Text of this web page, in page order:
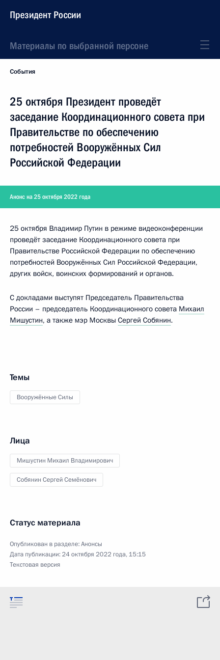
Президент России
Материалы по выбранной персоне
События
25 октября Президент проведёт
заседание Координационного совета при
Правительстве по обеспечению
потребностей Вооружённых Сил
Российской Федерации
Анонс на 25 октября 2022 года
25 октября Владимир Путин в режиме видеоконференции
проведёт заседание Координационного совета при
Правительстве Российской Федерации по обеспечению
потребностей Вооружённых Сил Российской Федерации,
других войск, воинских формирований и органов.
С докладами выступят Председатель Правительства
России – председатель Координационного совета Михаил
Мишустин, а также мэр Москвы Сергей Собянин.
Темы
Вооружённые Силы
Лица
Мишустин Михаил Владимирович
Собянин Сергей Семёнович
Статус материала
Опубликован в разделе:Анонсы
Дата публикации:24 октября 2022 года, 15:15
Текстовая версия